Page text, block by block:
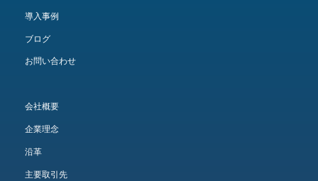
導入事例
ブログ
お問い合わせ
会社概要
企業理念
沿革
主要取引先